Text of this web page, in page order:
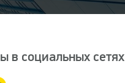
в социальных сетях